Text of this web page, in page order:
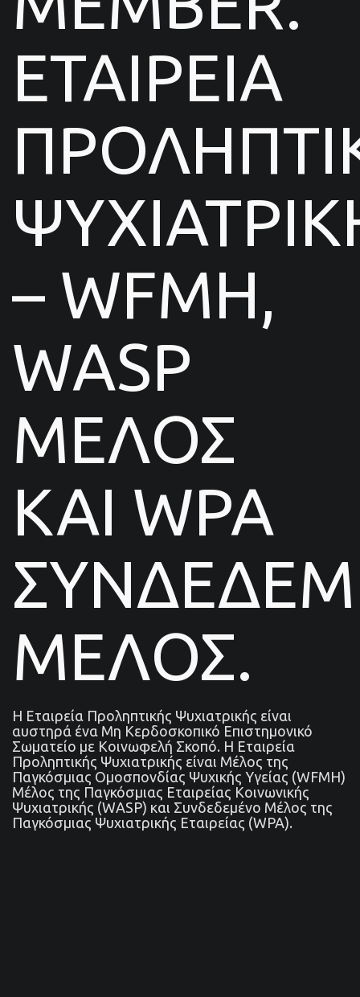
ΕΤΑΙΡΕΙΑ
– WFMH,
WASP
ΜΕΛΟΣ
ΚΑΙ WPA
ΜΕΛΟΣ.
Η Εταιρεία Προληπτικής Ψυχιατρικής είναι
αυστηρά ένα Μη Κερδοσκοπικό Επιστημονικό
Σωματείο με Κοινωφελή Σκοπό. Η Εταιρεία
Προληπτικής Ψυχιατρικής είναι Μέλος της
Παγκόσμιας Ομοσπονδίας Ψυχικής Υγείας (WFMH)
Μέλος της Παγκόσμιας Εταιρείας Κοινωνικής
Ψυχιατρικής (WASP) και Συνδεδεμένο Μέλος της
Παγκόσμιας Ψυχιατρικής Εταιρείας (WPA).